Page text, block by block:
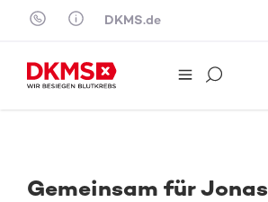
Skip to content
DKMS.de
Gemeinsam für Jonas